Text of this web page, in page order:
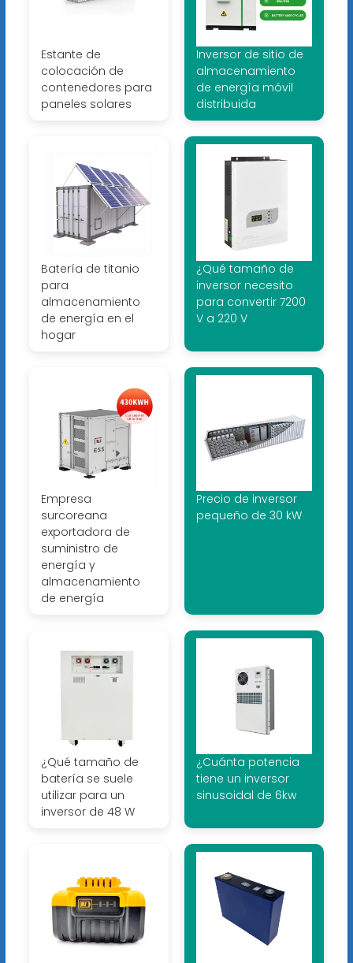
Estante de
colocación de
contenedores para
paneles solares
Inversor de sitio de
almacenamiento
de energía móvil
distribuida
Batería de titanio
para
almacenamiento
de energía en el
hogar
¿Qué tamaño de
inversor necesito
para convertir 7200
V a 220 V
Empresa
surcoreana
exportadora de
suministro de
energía y
almacenamiento
de energía
Precio de inversor
pequeño de 30 kW
¿Qué tamaño de
batería se suele
utilizar para un
inversor de 48 W
¿Cuánta potencia
tiene un inversor
sinusoidal de 6kw